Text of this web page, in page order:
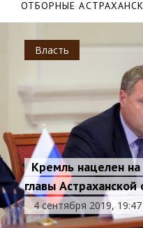
ОТБОРНЫЕ
Власть
Кремль нацелен
главы
4 сентября 2019, 19:47